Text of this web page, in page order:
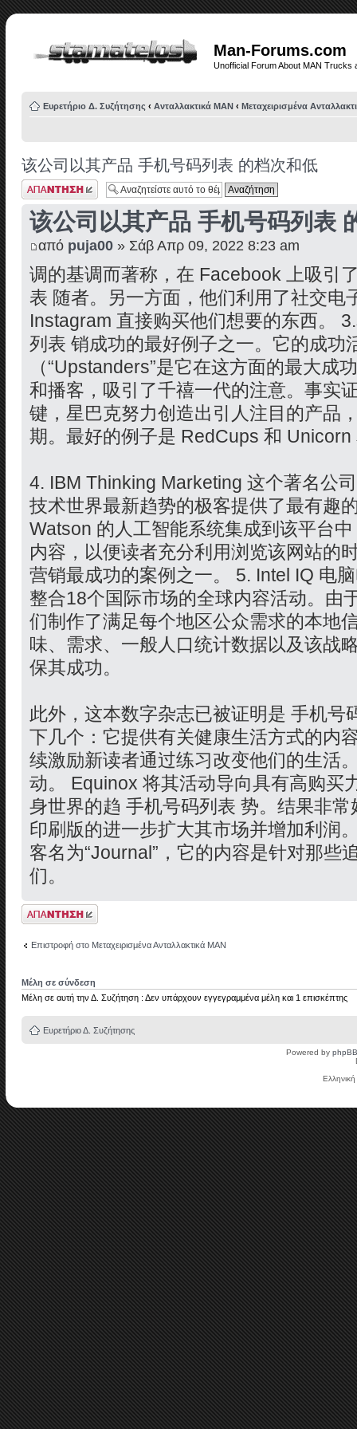
Man-Forums.com
Unofficial Forum About MAN Trucks
Ευρετήριο Δ. Συζήτησης ‹ Ανταλλακτικά ΜΑΝ ‹ Μεταχειρισμένα
该公司以其产品 手机号码列表 的档次和低
Δημιουργία
απάντησης
该公司以其产品 手机号码列表
από puja00 » Σάβ Απρ 09, 2022 8:23 am
调的基调而著称，在 Facebook 上吸引
表 随者。另一方面，他们利用了社交电
Instagram 直接购买他们想要的东西。
列表 销成功的最好例子之一。它的成功
（“Upstanders”是它在这方面的最大成
和播客，吸引了千禧一代的注意。事实
键，星巴克努力创造出引人注目的产品
期。最好的例子是 RedCups 和
4. IBM Thinking Marketing 这个著名公
技术世界最新趋势的极客提供了最有趣
Watson 的人工智能系统集成到该平台
内容，以便读者充分利用浏览该网站的
营销最成功的案例之一。 5. Intel IQ 电
整合18个国际市场的全球内容活动。由
们制作了满足每个地区公众需求的本地
味、需求、一般人口统计数据以及该战
保其成功。
此外，这本数字杂志已被证明是 手机号
下几个：它提供有关健康生活方式的内
续激励新读者通过练习改变他们的生活
动。 Equinox 将其活动导向具有高购买
身世界的趋 手机号码列表 势。结果非
印刷版的进一步扩大其市场并增加利润
客名为“Journal”，它的内容是针对那些
们。
Δημιουργία
απάντησης
Επιστροφή στο Μεταχειρισμένα Ανταλλακτικά ΜΑΝ
Μέλη σε σύνδεση
Μέλη σε αυτή την Δ. Συζήτηση : Δεν υπάρχουν εγγεγραμμένα μέλη και 1 επισκέπτης
Ευρετήριο Δ. Συζήτησης
Powered by